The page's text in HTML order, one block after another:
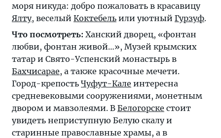
моря никуда: добро пожаловать в красавицу
Ялту, веселый Коктебель или уютный Гурзуф.
Что посмотреть: Ханский дворец, «фонтан
любви, фонтан живой…», Музей крымских
татар и Свято-Успенский монастырь в
Бахчисарае, а также красочные мечети.
Город-крепость Чуфут-Кале интересна
средневековыми сооружениями, монетным
двором и мавзолеями. В Белогорске стоит
увидеть неприступную Белую скалу и
старинные православные храмы, а в